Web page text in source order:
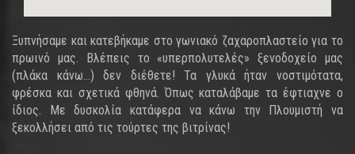
Ξυπνήσαμε και κατεβήκαμε στο γωνιακό ζαχαροπλαστείο για το
πρωινό μας. Βλέπεις το «υπερπολυτελές» ξενοδοχείο μας
(πλάκα κάνω...) δεν διέθετε! Τα γλυκά ήταν νοστιμότατα,
φρέσκα και σχετικά φθηνά. Όπως καταλάβαμε τα έφτιαχνε ο
ίδιος. Με δυσκολία κατάφερα να κάνω την Πλουμιστή να
ξεκολλήσει από τις τούρτες της βιτρίνας!